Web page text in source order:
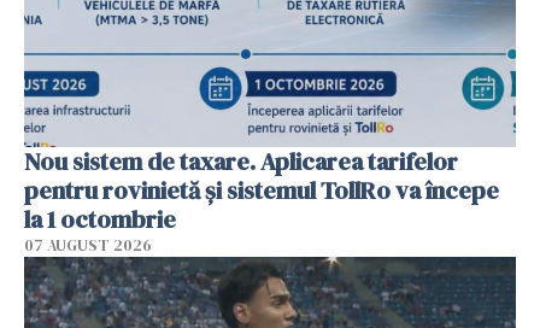
Nou sistem de taxare. Aplicarea tarifelor
pentru rovinietă şi sistemul TollRo va începe
la 1 octombrie
07 AUGUST 2026